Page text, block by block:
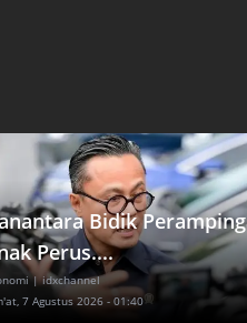
Bidik
Perus....
| idxchannel
7 Agustus 2026 - 01:40